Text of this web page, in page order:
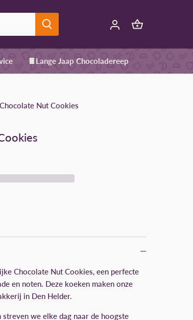
🍫Lange Jaap Chocoladereep
Chocolate Nut Cookies
Chocolate Nut Cookies, een perfecte
en noten. Deze koeken maken onze
in Den Helder.
we elke dag naar de hoogste